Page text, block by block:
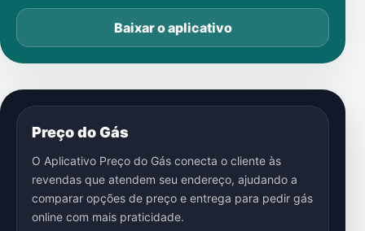
Baixar o aplicativo
Preço do Gás
O Aplicativo Preço do Gás conecta o cliente às
revendas que atendem seu endereço, ajudando a
comparar opções de preço e entrega para pedir gás
online com mais praticidade.